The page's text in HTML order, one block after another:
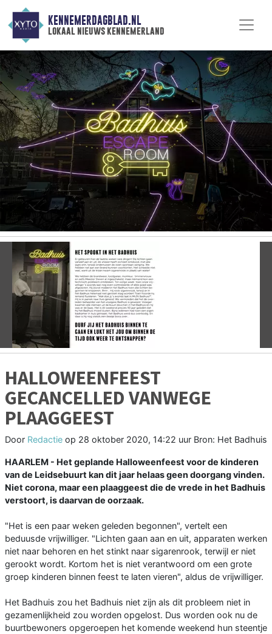
KENNEMERDAGBLAD.NL
lokaal nieuws kennemerland
Vorige
HALLOWEENFEEST
GECANCELLED VANWEGE
PLAAGGEEST
Door Redactie op 28 oktober 2020, 14:22 uur Bron: Het Badhuis
HAARLEM - Het geplande Halloweenfeest voor de kinderen
van de Leidsebuurt kan dit jaar helaas geen doorgang vinden.
Niet corona, maar een plaaggeest die de vrede in het Badhuis
verstoort, is daarvan de oorzaak.
"Het is een paar weken geleden begonnen", vertelt een
beduusde vrijwilliger. "Lichten gaan aan en uit, apparaten werken
niet naar behoren en het stinkt naar sigarenrook, terwijl er niet
gerookt wordt. Kortom het is niet verantwoord om een grote
groep kinderen binnen feest te laten vieren", aldus de vrijwilliger.
Het Badhuis zou het Badhuis niet zijn als dit probleem niet in
gezamenlijkheid zou worden opgelost. Dus worden ook nu de
buurtbewoners opgeroepen het komende weekend hun steentje